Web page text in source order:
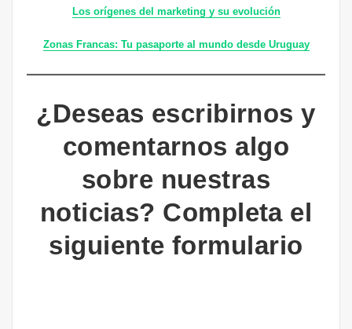
Los orígenes del marketing y su evolución
Zonas Francas: Tu pasaporte al mundo desde Uruguay
¿Deseas escribirnos y
comentarnos algo
sobre nuestras
noticias? Completa el
siguiente formulario